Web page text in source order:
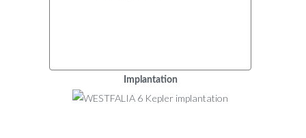
Implantation